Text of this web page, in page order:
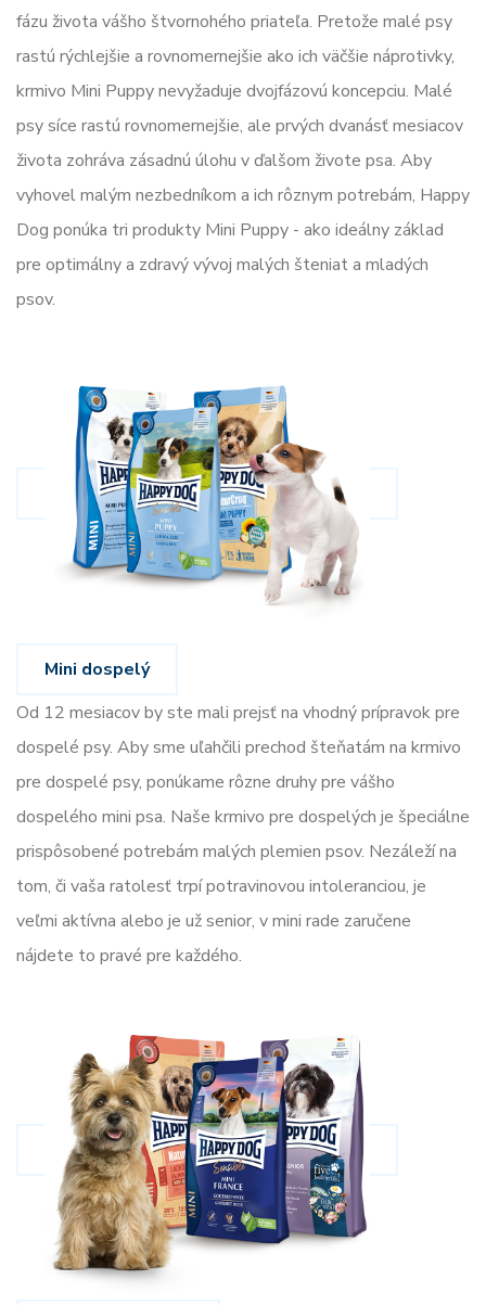
fázu života vášho štvornohého priateľa. Pretože malé psy
rastú rýchlejšie a rovnomernejšie ako ich väčšie náprotivky,
krmivo Mini Puppy nevyžaduje dvojfázovú koncepciu. Malé
psy síce rastú rovnomernejšie, ale prvých dvanásť mesiacov
života zohráva zásadnú úlohu v ďalšom živote psa. Aby
vyhovel malým nezbedníkom a ich rôznym potrebám, Happy
Dog ponúka tri produkty Mini Puppy - ako ideálny základ
pre optimálny a zdravý vývoj malých šteniat a mladých
psov.
Mini dospelý
Od 12 mesiacov by ste mali prejsť na vhodný prípravok pre
dospelé psy. Aby sme uľahčili prechod šteňatám na krmivo
pre dospelé psy, ponúkame rôzne druhy pre vášho
dospelého mini psa. Naše krmivo pre dospelých je špeciálne
prispôsobené potrebám malých plemien psov. Nezáleží na
tom, či vaša ratolesť trpí potravinovou intoleranciou, je
veľmi aktívna alebo je už senior, v mini rade zaručene
nájdete to pravé pre každého.